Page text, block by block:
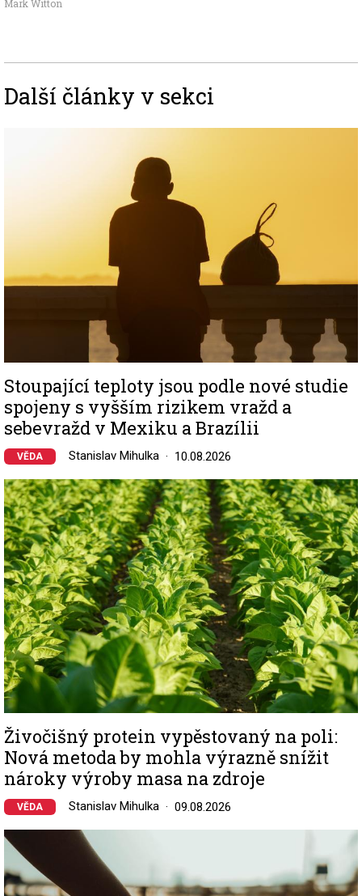
Mark Witton
Další články v sekci
Stoupající teploty jsou podle nové studie
spojeny s vyšším rizikem vražd a
sebevražd v Mexiku a Brazílii
VĚDA Stanislav Mihulka 10.08.2026
Image
Živočišný protein vypěstovaný na poli:
Nová metoda by mohla výrazně snížit
nároky výroby masa na zdroje
VĚDA Stanislav Mihulka 09.08.2026
Image